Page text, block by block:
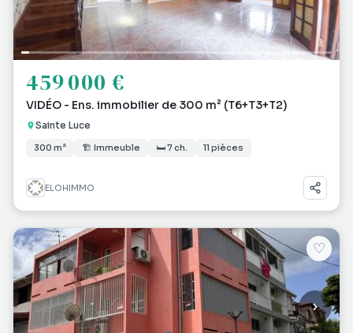
459 000 €
VIDÉO - Ens. immobilier de 300 m² (T6+T3+T2)
Sainte Luce
300 m² 🏗 Immeuble 🛏 7 ch. 11 pièces
ELOHIMMO
♡